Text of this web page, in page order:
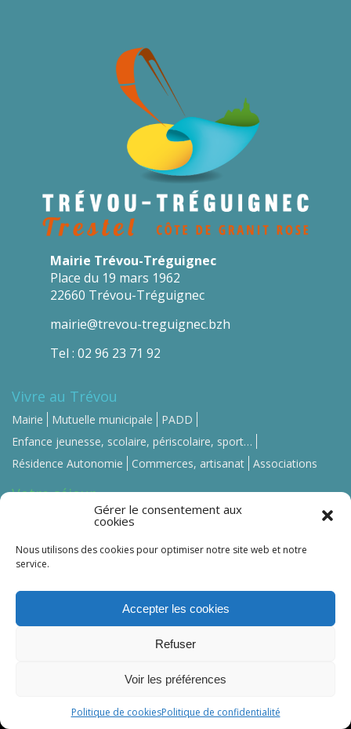
Gérer le consentement aux
cookies
Nous utilisons des cookies pour optimiser notre site web et notre
service.
Accepter les cookies
Refuser
Voir les préférences
Politique de cookiesPolitique de confidentialité
Mairie Trévou-Tréguignec
Place du 19 mars 1962
22660 Trévou-Tréguignec
mairie@trevou-treguignec.bzh
Tel : 02 96 23 71 92
Vivre au Trévou
Mairie Mutuelle municipale
PADD
Enfance jeunesse, scolaire, périscolaire, sport…
Résidence Autonomie
Commerces, artisanat Associations
Votre séjour
Se restaurer Commerces, artisanat
Contact-Mairie
Trévou-Tréguignec © 2026 -
Politique de confidentialité
Crédit photo : Guillaume Le Berre –